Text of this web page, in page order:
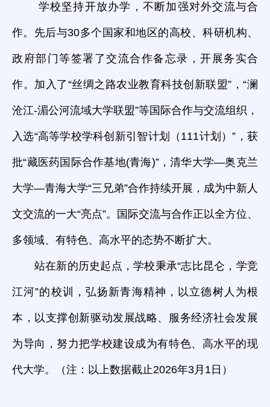
学校坚持开放办学，不断加强对外交流与合
作。先后与30多个国家和地区的高校、科研机构、
政府部门等签署了交流合作备忘录，开展务实合
作。加入了“丝绸之路农业教育科技创新联盟”，“澜
沧江-湄公河流域大学联盟”等国际合作与交流组织，
入选“高等学校学科创新引智计划（111计划）”，获
批“藏医药国际合作基地(青海)”，清华大学—奥克兰
大学—青海大学“三兄弟”合作持续开展，成为中新人
文交流的一大“亮点”。国际交流与合作正以全方位、
多领域、有特色、高水平的态势不断扩大。
站在新的历史起点，学校秉承“志比昆仑，学竞
江河”的校训，弘扬新青海精神，以立德树人为根
本，以支撑创新驱动发展战略、服务经济社会发展
为导向，努力把学校建设成为有特色、高水平的现
代大学。（注：以上数据截止2026年3月1日）